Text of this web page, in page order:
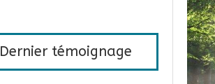
Dernier témoignage